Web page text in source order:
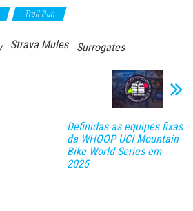
Trail Run
Strava Mules Surrogates
Definidas as equipes fixas
da WHOOP UCI Mountain
Bike World Series em
2025